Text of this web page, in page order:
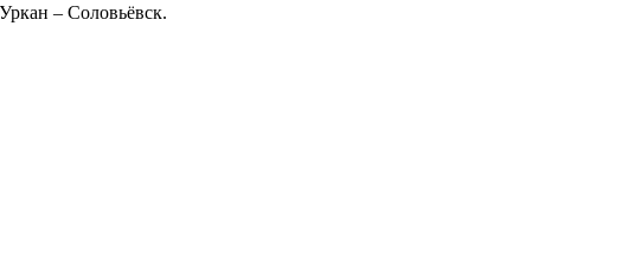
– Соловьёвск.